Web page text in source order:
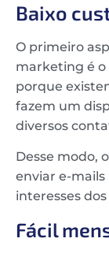
Baixo
O primeiro
marketing é o
porque
fazem um
diversos
Desse modo,
enviar e-mails
interesses
Fácil